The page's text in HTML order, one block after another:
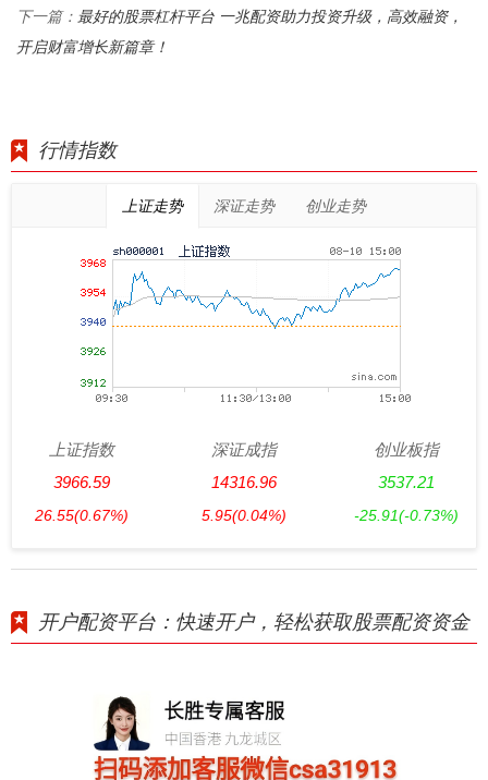
下一篇： 最好的股票杠杆平台 一兆配资助力投资升级，高效融资，
开启财富增长新篇章！
行情指数
上证走势 深证走势 创业走势
上证指数
3966.59
26.55(0.67%)
深证成指
14316.96
5.95(0.04%)
创业板指
3537.21
-25.91(-0.73%)
开户配资平台：快速开户，轻松获取股票配资资金